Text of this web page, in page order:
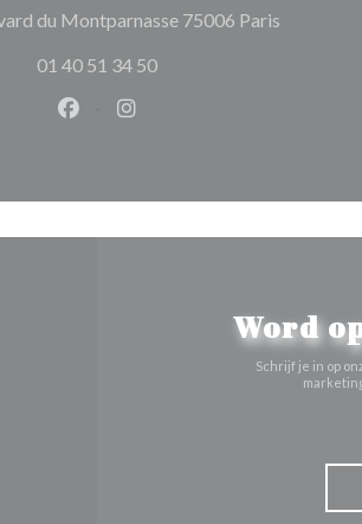
du Montparnasse 75006 Paris((opent in
01 40 51 34 50
Facebook ((opent in een nieuw
Instagram ((opent in een
Word
Schrijf je in op